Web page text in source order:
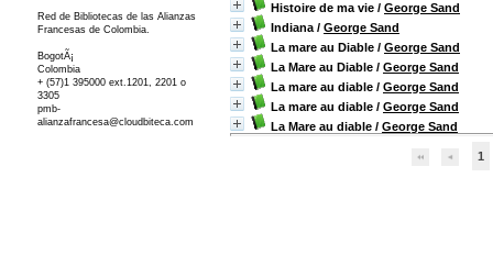
Histoire de ma vie / George Sand
Indiana / George Sand
La mare au Diable / George Sand
La Mare au Diable / George Sand
La mare au diable / George Sand
La mare au diable / George Sand
La Mare au diable / George Sand
1
Red de Bibliotecas de las Alianzas
Francesas de Colombia.
BogotÃ¡
Colombia
+ (57)1 395000 ext.1201, 2201 o
3305
pmb-
alianzafrancesa@cloudbiteca.com